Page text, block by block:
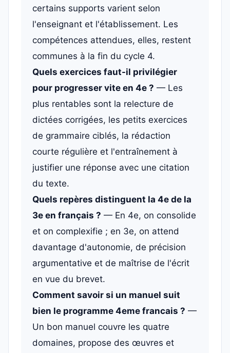
certains supports varient selon
l'enseignant et l'établissement. Les
compétences attendues, elles, restent
communes à la fin du cycle 4.
Quels exercices faut-il privilégier
pour progresser vite en 4e ? — Les
plus rentables sont la relecture de
dictées corrigées, les petits exercices
de grammaire ciblés, la rédaction
courte régulière et l'entraînement à
justifier une réponse avec une citation
du texte.
Quels repères distinguent la 4e de la
3e en français ? — En 4e, on consolide
et on complexifie ; en 3e, on attend
davantage d'autonomie, de précision
argumentative et de maîtrise de l'écrit
en vue du brevet.
Comment savoir si un manuel suit
bien le programme 4eme francais ? —
Un bon manuel couvre les quatre
domaines, propose des œuvres et